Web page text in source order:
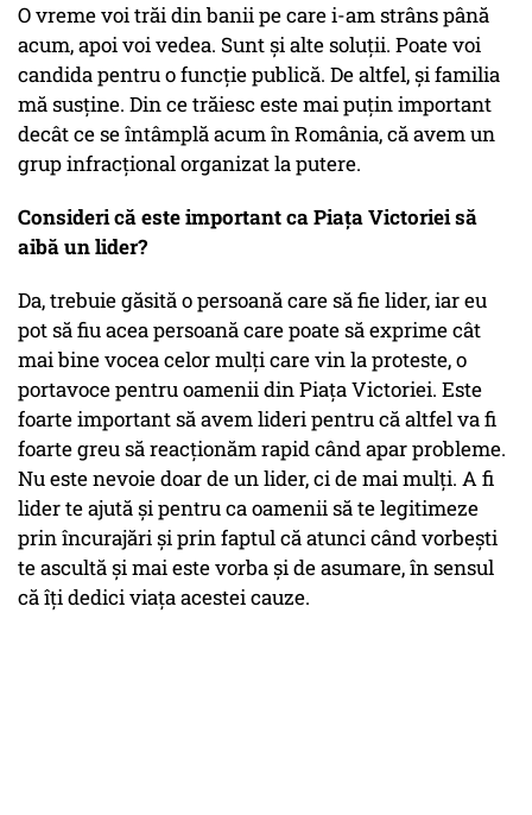
O vreme voi trăi din banii pe care i-am strâns până
acum, apoi voi vedea. Sunt și alte soluții. Poate voi
candida pentru o funcție publică. De altfel, și familia
mă susține. Din ce trăiesc este mai puțin important
decât ce se întâmplă acum în România, că avem un
grup infracțional organizat la putere.
Consideri că este important ca Piața Victoriei să
aibă un lider?
Da, trebuie găsită o persoană care să fie lider, iar eu
pot să fiu acea persoană care poate să exprime cât
mai bine vocea celor mulți care vin la proteste, o
portavoce pentru oamenii din Piața Victoriei. Este
foarte important să avem lideri pentru că altfel va fi
foarte greu să reacționăm rapid când apar probleme.
Nu este nevoie doar de un lider, ci de mai mulți. A fi
lider te ajută și pentru ca oamenii să te legitimeze
prin încurajări și prin faptul că atunci când vorbești
te ascultă și mai este vorba și de asumare, în sensul
că îți dedici viața acestei cauze.